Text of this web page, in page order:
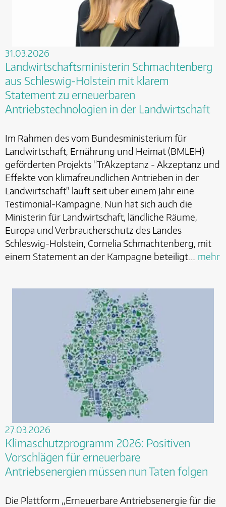
31.03.2026
Landwirtschaftsministerin Schmachtenberg
aus Schleswig-Holstein mit klarem
Statement zu erneuerbaren
Antriebstechnologien in der Landwirtschaft
Im Rahmen des vom Bundesministerium für
Landwirtschaft, Ernährung und Heimat (BMLEH)
geförderten Projekts “TrAkzeptanz - Akzeptanz und
Effekte von klimafreundlichen Antrieben in der
Landwirtschaft" läuft seit über einem Jahr eine
Testimonial-Kampagne. Nun hat sich auch die
Ministerin für Landwirtschaft, ländliche Räume,
Europa und Verbraucherschutz des Landes
Schleswig-Holstein, Cornelia Schmachtenberg, mit
einem Statement an der Kampagne beteiligt.… mehr
27.03.2026
Klimaschutzprogramm 2026: Positiven
Vorschlägen für erneuerbare
Antriebsenergien müssen nun Taten folgen
Die Plattform „Erneuerbare Antriebsenergie für die